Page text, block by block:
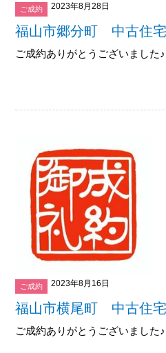
ご成約 2023年8月28日
福山市郷分町 中古住宅
ご成約ありがとうございまし
ご成約 2023年8月16日
福山市横尾町 中古住
ご成約ありがとうございまし